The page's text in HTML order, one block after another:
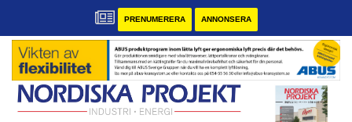
PRENUMERERA ANNONSERA